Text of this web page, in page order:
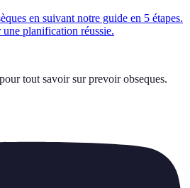
en suivant notre guide en 5 étapes.
planification réussie.
tout savoir sur prevoir obseques.